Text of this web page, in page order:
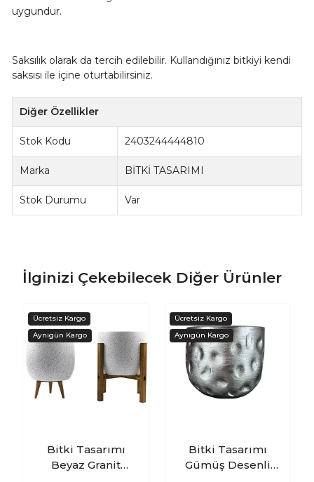
uygundur.
Saksılık olarak da tercih edilebilir. Kullandığınız bitkiyi kendi
saksısı ile içine oturtabilirsiniz.
Diğer Özellikler
Stok Kodu 2403244444810
Marka BİTKİ TASARIMI
Stok Durumu Var
İlginizi Çekebilecek Diğer Ürünler
Bitki Tasarımı
Beyaz Granit
Bitki Tasarımı
Gümüş Desenli